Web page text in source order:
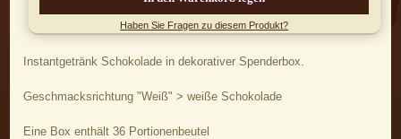
Haben Sie Fragen zu diesem Produkt?
Instantgetränk Schokolade in dekorativer Spenderbox.
Geschmacksrichtung "Weiß" > weiße Schokolade
Eine Box enthält 36 Portionenbeutel